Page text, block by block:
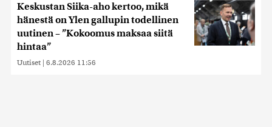
Keskustan Siika-aho kertoo, mikä
hänestä on Ylen gallupin todellinen
uutinen – ”Kokoomus maksaa siitä
hintaa”
Uutiset | 6.8.2026 11:56